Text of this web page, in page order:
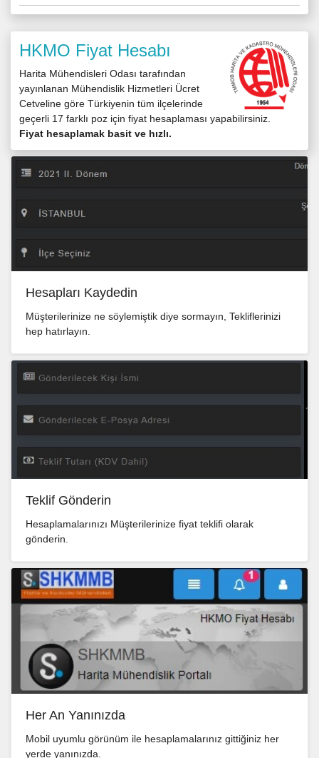
HKMO Fiyat Hesabı
Harita Mühendisleri Odası tarafından
yayınlanan Mühendislik Hizmetleri Ücret
Cetveline göre Türkiyenin tüm ilçelerinde
geçerli 17 farklı poz için fiyat hesaplaması yapabilirsiniz.
Fiyat hesaplamak basit ve hızlı.
Hesapları Kaydedin
Müşterilerinize ne söylemiştik diye sormayın, Tekliflerinizi
hep hatırlayın.
Teklif Gönderin
Hesaplamalarınızı Müşterilerinize fiyat teklifi olarak
gönderin.
Her An Yanınızda
Mobil uyumlu görünüm ile hesaplamalarınız gittiğiniz her
yerde yanınızda.